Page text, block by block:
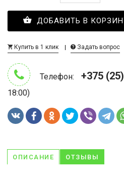
ДОБАВИТЬ В
Купить в 1 клик Задать вопрос
Телефон: +375
18:00)
ОПИСАНИЕ ОТЗЫВЫ